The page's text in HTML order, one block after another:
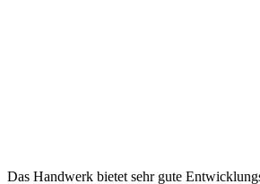
Das Handwerk bietet sehr gute